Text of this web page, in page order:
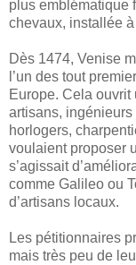
plus emblématique
chevaux, installée
Dès 1474, Venise
l’un des tout
Europe. Cela
artisans,
horlogers,
voulaient proposer
s’agissait
comme Galileo ou
d’artisans locaux.
Les pétitionnaires
mais très peu de